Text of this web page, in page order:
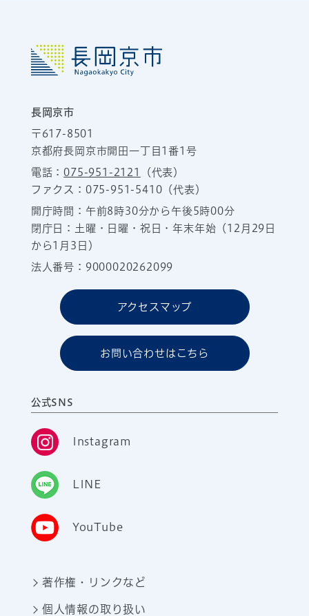
長岡京市
〒617-8501
京都府長岡京市開田一丁目1番1号
電話：075-951-2121
（代表）
ファクス：075-951-5410（代表）
開庁時間：午前8時30分から午後5時00分
閉庁日：土曜・日曜・祝日・年末年始（12月29日
から1月3日）
法人番号：9000020262099
アクセスマップ
お問い合わせはこちら
公式SNS
Instagram
LINE
YouTube
著作権・リンクなど
個人情報の取り扱い